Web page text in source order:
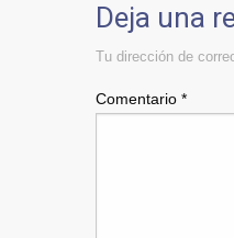
Deja una
Tu dirección de
Comentario *